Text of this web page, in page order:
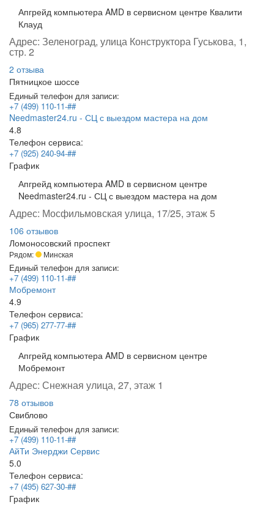
Апгрейд компьютера AMD в сервисном центре Квалити
Клауд
Адрес: Зеленоград, улица Конструктора Гуськова, 1,
стр. 2
2 отзыва
Пятницкое шоссе
Единый телефон для записи:
+7 (499) 110-11-##
Needmaster24.ru - СЦ с выездом мастера на дом
4.8
Телефон сервиса:
+7 (925) 240-94-##
График
Апгрейд компьютера AMD в сервисном центре
Needmaster24.ru - СЦ с выездом мастера на дом
Адрес: Мосфильмовская улица, 17/25, этаж 5
106 отзывов
Ломоносовский проспект
Рядом: Минская
Единый телефон для записи:
+7 (499) 110-11-##
Мобремонт
4.9
Телефон сервиса:
+7 (965) 277-77-##
График
Апгрейд компьютера AMD в сервисном центре
Мобремонт
Адрес: Снежная улица, 27, этаж 1
78 отзывов
Свиблово
Единый телефон для записи:
+7 (499) 110-11-##
АйТи Энерджи Сервис
5.0
Телефон сервиса:
+7 (495) 627-30-##
График